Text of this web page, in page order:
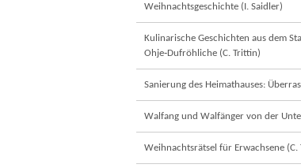
Weihnachtsgeschichte (I. Saidler)
Kulinarische Geschichten aus dem
Ohje‐Dufröhliche (C. Trittin)
Sanierung des Heimathauses:
Walfang und Walfänger von der
Weihnachtsrätsel für Erwachsene (C.